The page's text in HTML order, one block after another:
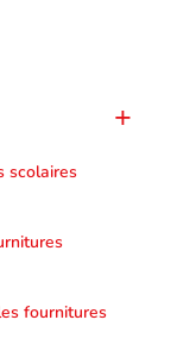
scolaires
fournitures